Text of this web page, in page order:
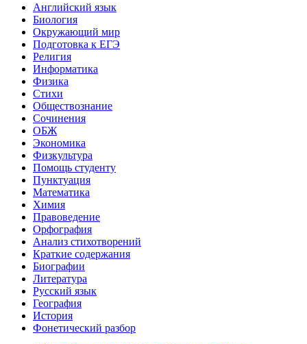
Английский язык
Биология
Окружающий мир
Подготовка к ЕГЭ
Религия
Информатика
Физика
Стихи
Обществознание
Сочинения
ОБЖ
Экономика
Физкультура
Помощь студенту
Пунктуация
Математика
Химия
Правоведение
Орфография
Анализ стихотворений
Краткие содержания
Биографии
Литература
Русский язык
География
История
Фонетический разбор